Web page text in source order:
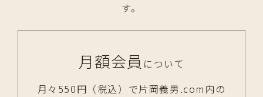
す。
月額会員 について
月々550円（税込）で片岡義男.com内の